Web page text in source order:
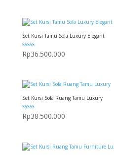
Set Kursi Tamu Sofa Luxury Elegant
Dinilai
5.00
dari 5
Rp36.500.000
Set Kursi Sofa Ruang Tamu Luxury
Dinilai
5.00
dari 5
Rp38.500.000